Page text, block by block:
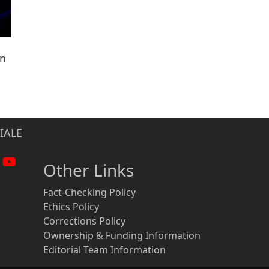
Other Links
Fact-Checking Policy
Ethics Policy
Corrections Policy
Ownership & Funding Information
Editorial Team Information